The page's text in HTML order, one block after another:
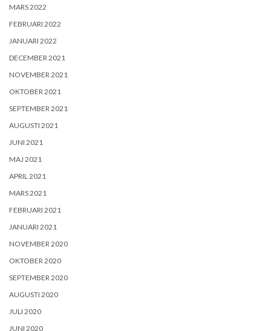
MARS 2022
FEBRUARI 2022
JANUARI 2022
DECEMBER 2021
NOVEMBER 2021
OKTOBER 2021
SEPTEMBER 2021
AUGUSTI 2021
JUNI 2021
MAJ 2021
APRIL 2021
MARS 2021
FEBRUARI 2021
JANUARI 2021
NOVEMBER 2020
OKTOBER 2020
SEPTEMBER 2020
AUGUSTI 2020
JULI 2020
JUNI 2020